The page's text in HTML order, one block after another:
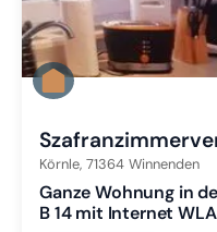
Körnle, 71364 Winnenden
Ganze Wohnung in
B 14 mit Internet